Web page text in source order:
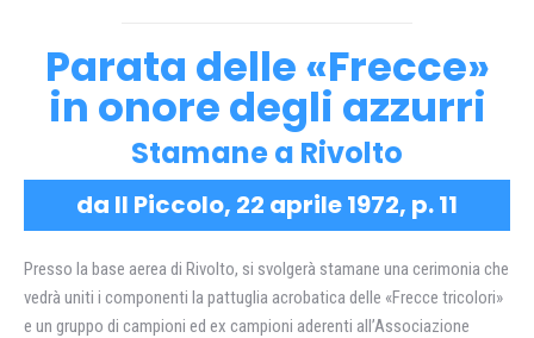
Parata delle «Frecce»
in onore degli azzurri
Stamane a Rivolto
da Il Piccolo, 22 aprile 1972, p. 11
Presso la base aerea di Rivolto, si svolgerà stamane una cerimonia che
vedrà uniti i componenti la pattuglia acrobatica delle «Frecce tricolori»
e un gruppo di campioni ed ex campioni aderenti all’Associazione